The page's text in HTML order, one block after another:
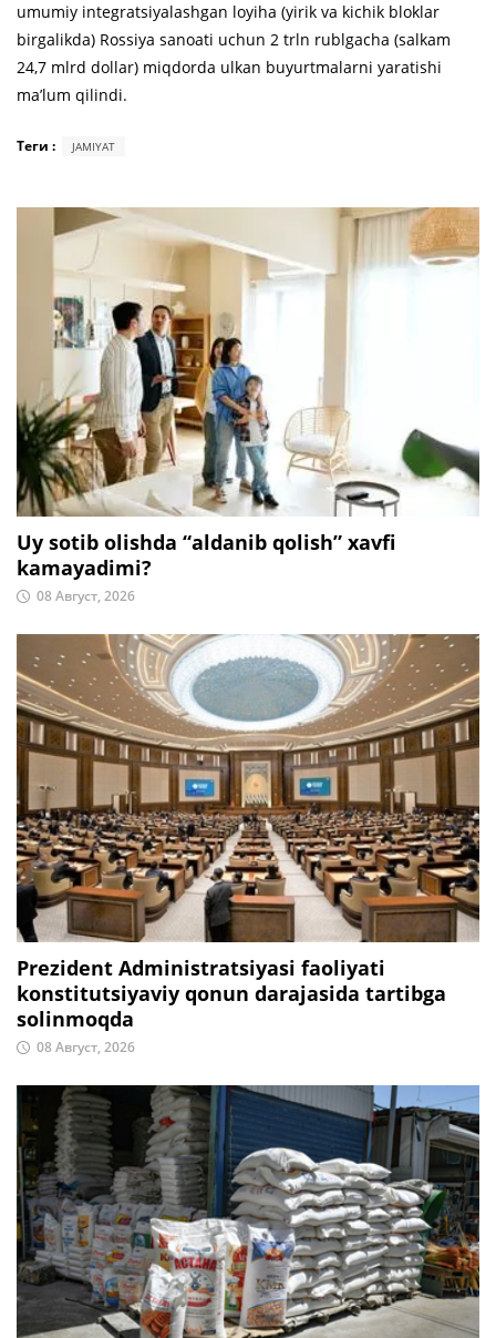
umumiy integratsiyalashgan loyiha (yirik va kichik bloklar
birgalikda) Rossiya sanoati uchun 2 trln rublgacha (salkam
24,7 mlrd dollar) miqdorda ulkan buyurtmalarni yaratishi
ma’lum qilindi.
Теги : JAMIYAT
Uy sotib olishda “aldanib qolish” xavfi
kamayadimi?
08 Август, 2026
Prezident Administratsiyasi faoliyati
konstitutsiyaviy qonun darajasida tartibga
solinmoqda
08 Август, 2026